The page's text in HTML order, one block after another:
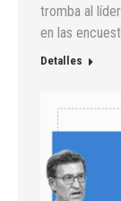
tromba al
en las
Detalles